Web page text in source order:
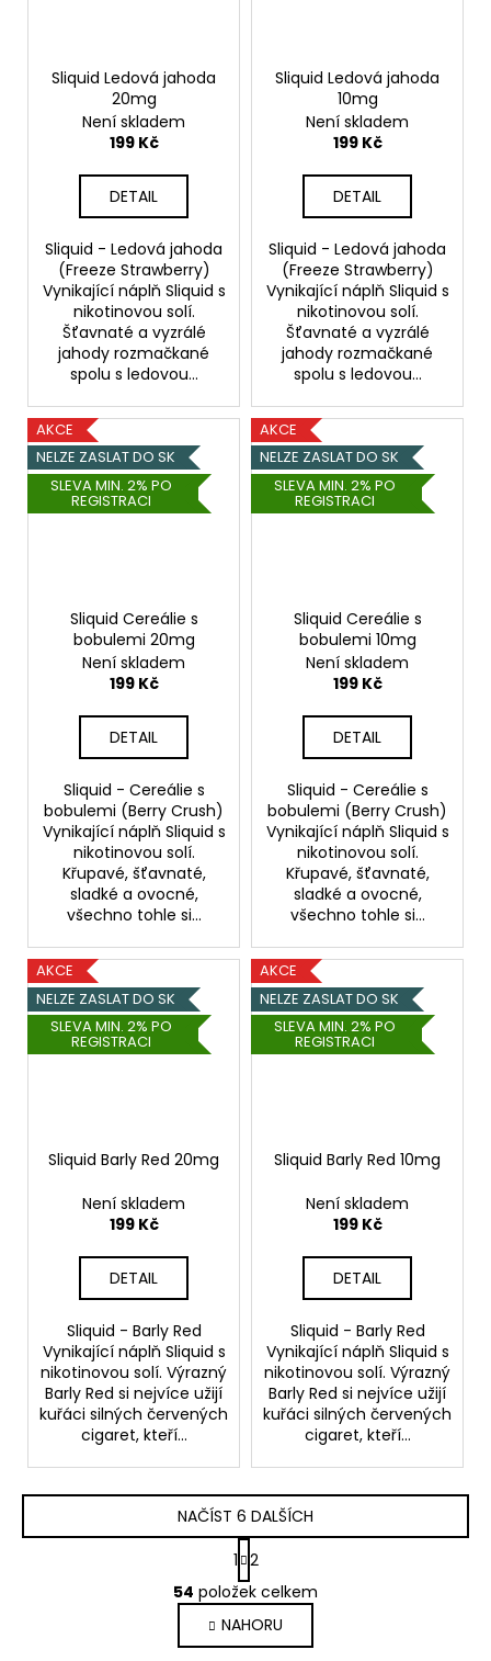
Sliquid Ledová jahoda
20mg
Není skladem
199 Kč
DETAIL
Sliquid - Ledová jahoda
(Freeze Strawberry)
Vynikající náplň Sliquid s
nikotinovou solí.
Šťavnaté a vyzrálé
jahody rozmačkané
spolu s ledovou...
Sliquid Ledová jahoda
10mg
Není skladem
199 Kč
DETAIL
Sliquid - Ledová jahoda
(Freeze Strawberry)
Vynikající náplň Sliquid s
nikotinovou solí.
Šťavnaté a vyzrálé
jahody rozmačkané
spolu s ledovou...
AKCE
NELZE ZASLAT DO SK
SLEVA MIN. 2% PO
REGISTRACI
Sliquid Cereálie s
bobulemi 20mg
Není skladem
199 Kč
DETAIL
Sliquid - Cereálie s
bobulemi (Berry Crush)
Vynikající náplň Sliquid s
nikotinovou solí.
Křupavé, šťavnaté,
sladké a ovocné,
všechno tohle si...
AKCE
NELZE ZASLAT DO SK
SLEVA MIN. 2% PO
REGISTRACI
Sliquid Cereálie s
bobulemi 10mg
Není skladem
199 Kč
DETAIL
Sliquid - Cereálie s
bobulemi (Berry Crush)
Vynikající náplň Sliquid s
nikotinovou solí.
Křupavé, šťavnaté,
sladké a ovocné,
všechno tohle si...
AKCE
NELZE ZASLAT DO SK
SLEVA MIN. 2% PO
REGISTRACI
Sliquid Barly Red 20mg
Není skladem
199 Kč
DETAIL
Sliquid - Barly Red
Vynikající náplň Sliquid s
nikotinovou solí. Výrazný
Barly Red si nejvíce užijí
kuřáci silných červených
cigaret, kteří...
AKCE
NELZE ZASLAT DO SK
SLEVA MIN. 2% PO
REGISTRACI
Sliquid Barly Red 10mg
Není skladem
199 Kč
DETAIL
Sliquid - Barly Red
Vynikající náplň Sliquid s
nikotinovou solí. Výrazný
Barly Red si nejvíce užijí
kuřáci silných červených
cigaret, kteří...
O
v
l
á
NAČÍST 6 DALŠÍCH
S
t
r
á
n
k
1 2
54 položek celkem
NAHORU